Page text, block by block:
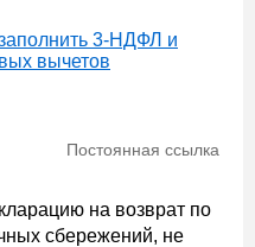
3-НДФЛ и
вычетов
Постоянная ссылка
на возврат по
сбережений, не